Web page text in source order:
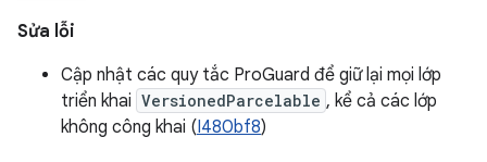
Sửa lỗi
Cập nhật các quy tắc ProGuard để giữ lại mọi lớp
triển khai VersionedParcelable , kể cả các lớp
không công khai (I480bf8)